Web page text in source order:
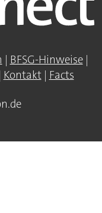
| BFSG-Hinweise|
Kontakt| Facts